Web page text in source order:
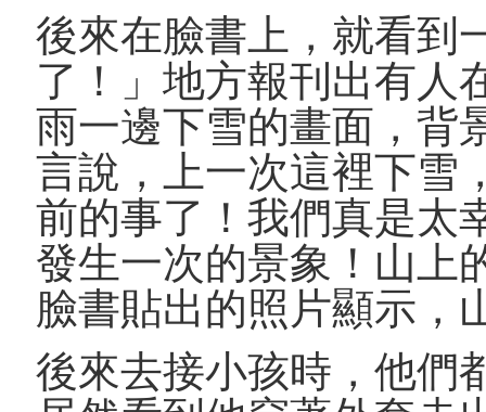
後來在臉書上，就看到
了！」地方報刊出有人
雨一邊下雪的畫面，背
言說，上一次這裡下雪
前的事了！我們真是太
發生一次的景象！山上
臉書貼出的照片顯示，
後來去接小孩時，他們